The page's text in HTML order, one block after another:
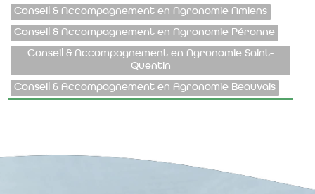
Conseil & Accompagnement en Agronomie Amiens
Conseil & Accompagnement en Agronomie Péronne
Conseil & Accompagnement en Agronomie Saint-
Quentin
Conseil & Accompagnement en Agronomie Beauvais